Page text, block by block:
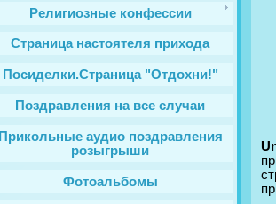
Религиозные конфессии
Cтраница настоятеля прихода
Посиделки.Страница "Отдохни!"
Поздравления на все случаи
Прикольные аудио поздравления
розыгрыши
Фотоальбомы